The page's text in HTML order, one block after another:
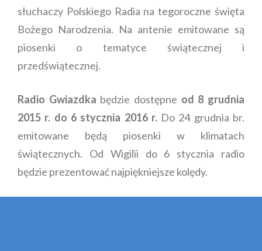
słuchaczy Polskiego Radia na tegoroczne święta
Bożego Narodzenia. Na antenie emitowane są
piosenki o tematyce świątecznej i
przedświątecznej.
Radio Gwiazdka będzie dostępne od 8 grudnia
2015 r. do 6 stycznia 2016 r.Do 24 grudnia br.
emitowane będą piosenki w klimatach
świątecznych. Od Wigilii do 6 stycznia radio
będzie prezentować najpiękniejsze kolędy.